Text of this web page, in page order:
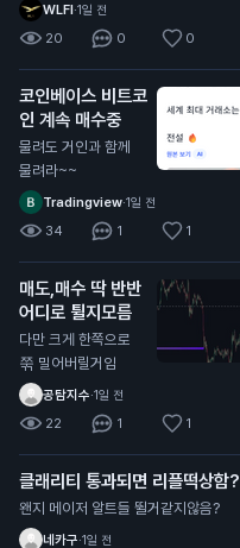
WLFI·1일 전
20 0 0
코인베이스 비트코
인 계속 매수중
물려도 거인과 함께
물려라~~
Tradingview·1일 전
34 1 1
매도,매수 딱 반반
어디로 튈지모름
다만 크게 한쪽으로
쭊 밀어버릴거임
공탐지수·1일 전
22 1 1
클래리티 통과되면 리플떡상함?
왠지 메이저 알트들 뛸거같지않음?
네카구·1일 전